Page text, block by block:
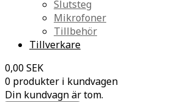
Slutsteg
Mikrofoner
Tillbehör
Tillverkare
0,00 SEK
0 produkter i kundvagen
Din kundvagn är tom.